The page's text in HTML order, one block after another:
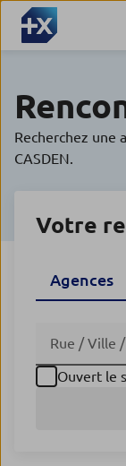
Recherchez une
CASDEN.
Votre
Agences
Ouvert le